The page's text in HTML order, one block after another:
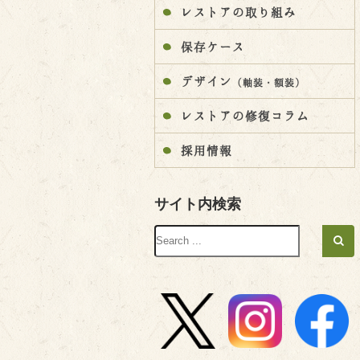
レストアの取り組み
保存ケース
デザイン （軸装・額装）
レストアの修復コラム
採用情報
サイト内検索